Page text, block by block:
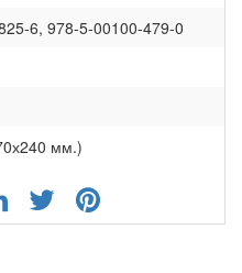
6, 978-5-00100-479-0
мм.)